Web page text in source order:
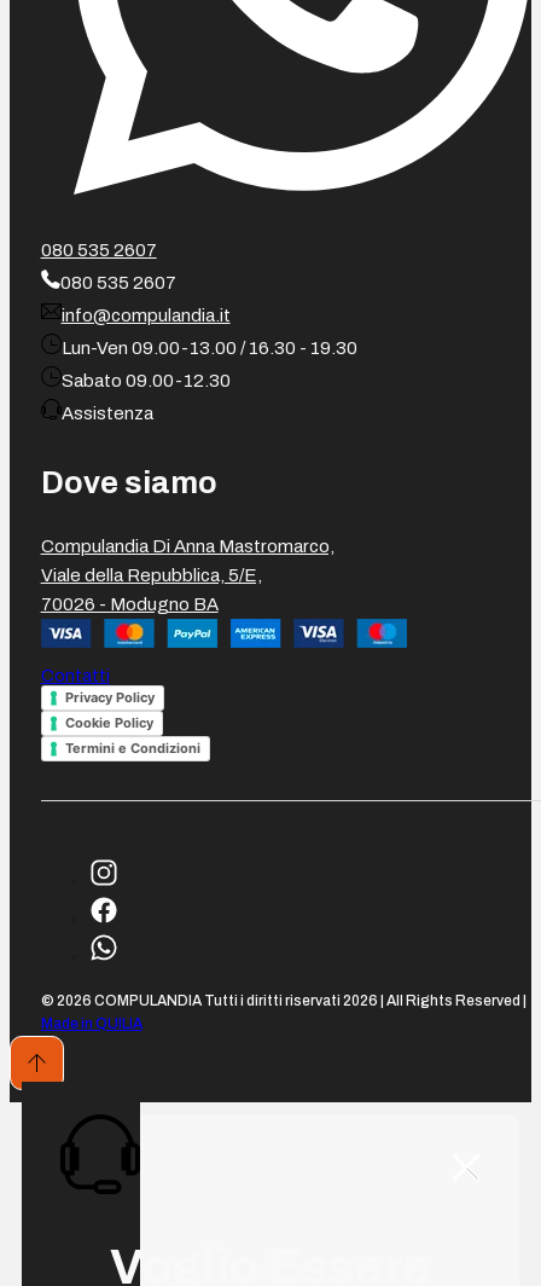
080 535 2607
080 535 2607
info@compulandia.it
Lun-Ven 09.00-13.00 / 16.30 - 19.30
Sabato 09.00-12.30
Assistenza
Dove siamo
Compulandia Di Anna Mastromarco,
Viale della Repubblica, 5/E,
70026 - Modugno BA
Contatti
Privacy Policy
Cookie Policy
Termini e Condizioni
© 2026 COMPULANDIA Tutti i diritti riservati 2026 | All Rights Reserved |
Made in QUILIA
Voglio Essere